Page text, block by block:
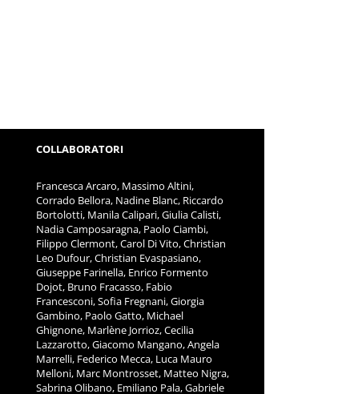
COLLABORATORI
Francesca Arcaro, Massimo Altini,
Corrado Bellora, Nadine Blanc, Riccardo
Bortolotti, Manila Calipari, Giulia Calisti,
Nadia Camposaragna, Paolo Ciambi,
Filippo Clermont, Carol Di Vito, Christian
Leo Dufour, Christian Evaspasiano,
Giuseppe Farinella, Enrico Formento
Dojot, Bruno Fracasso, Fabio
Francesconi, Sofia Fregnani, Giorgia
Gambino, Paolo Gatto, Michael
Ghignone, Marlène Jorrioz, Cecilia
Lazzarotto, Giacomo Mangano, Angela
Marrelli, Federico Mecca, Luca Mauro
Melloni, Marc Montrosset, Matteo Nigra,
Sabrina Olibano, Emiliano Pala, Gabriele